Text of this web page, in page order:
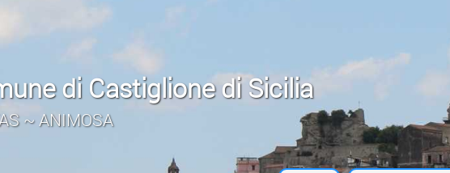
di Castiglione di Sicilia
~ ANIMOSA